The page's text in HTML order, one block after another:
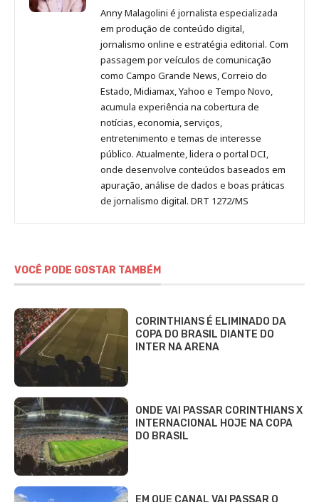
Malagolini
no
Pinterest
Malagolini
no
LinkedIn
Malagolini
no
Instagram
Malagolini
no
Facebook
de
Anny
Malagolini
Anny Malagolini é jornalista especializada
em produção de conteúdo digital,
jornalismo online e estratégia editorial. Com
passagem por veículos de comunicação
como Campo Grande News, Correio do
Estado, Midiamax, Yahoo e Tempo Novo,
acumula experiência na cobertura de
notícias, economia, serviços,
entretenimento e temas de interesse
público. Atualmente, lidera o portal DCI,
onde desenvolve conteúdos baseados em
apuração, análise de dados e boas práticas
de jornalismo digital. DRT 1272/MS
VOCÊ PODE GOSTAR TAMBÉM
CORINTHIANS É ELIMINADO DA
COPA DO BRASIL DIANTE DO
INTER NA ARENA
ONDE VAI PASSAR CORINTHIANS X
INTERNACIONAL HOJE NA COPA
DO BRASIL
EM QUE CANAL VAI PASSAR O